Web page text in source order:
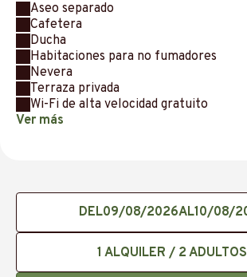
Aseo separado
Cafetera
Ducha
Habitaciones para no fumadores
Nevera
Terraza privada
Wi-Fi de alta velocidad gratuito
Ver más
DEL AL
1 ALQUILER / 2 ADULTOS